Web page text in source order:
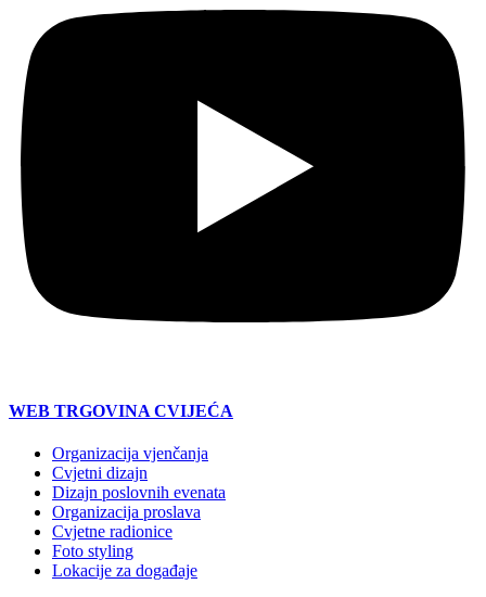
WEB TRGOVINA CVIJEĆA
Organizacija vjenčanja
Cvjetni dizajn
Dizajn poslovnih evenata
Organizacija proslava
Cvjetne radionice
Foto styling
Lokacije za događaje